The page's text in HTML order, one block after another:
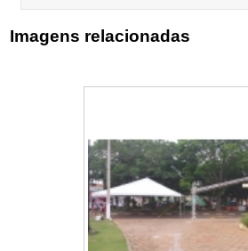
Imagens relacionadas